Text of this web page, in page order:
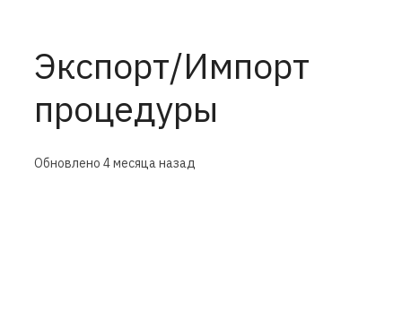
Экспорт/Импорт
процедуры
Обновлено 4 месяца назад